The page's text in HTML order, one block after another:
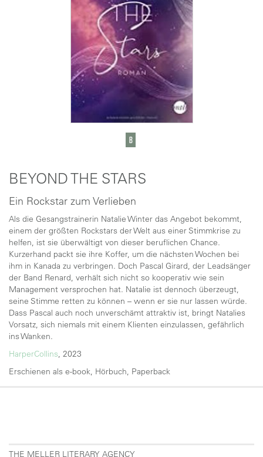
BEYOND THE STARS
Ein Rockstar zum Verlieben
Als die Gesangstrainerin Natalie Winter das Angebot bekommt,
einem der größten Rockstars der Welt aus einer Stimmkrise zu
helfen, ist sie überwältigt von dieser beruflichen Chance.
Kurzerhand packt sie ihre Koffer, um die nächsten Wochen bei
ihm in Kanada zu verbringen. Doch Pascal Girard, der Leadsänger
der Band Renard, verhält sich nicht so kooperativ wie sein
Management versprochen hat. Natalie ist dennoch überzeugt,
seine Stimme retten zu können – wenn er sie nur lassen würde.
Dass Pascal auch noch unverschämt attraktiv ist, bringt Natalies
Vorsatz, sich niemals mit einem Klienten einzulassen, gefährlich
ins Wanken.
HarperCollins, 2023
Erschienen als e-book, Hörbuch, Paperback
THE MELLER LITERARY AGENCY